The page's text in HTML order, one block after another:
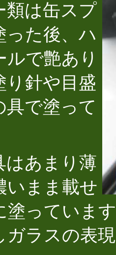
類は缶スプ
った後、ハ
ルで艶あり
り針や目盛
具で塗って
はあまり薄
いまま載せ
塗っていま
ガラスの表